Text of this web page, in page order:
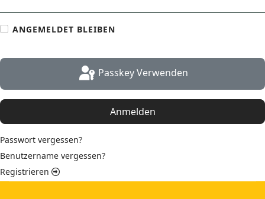
ANGEMELDET BLEIBEN
Passkey Verwenden
Anmelden
Passwort vergessen?
Benutzername vergessen?
Registrieren